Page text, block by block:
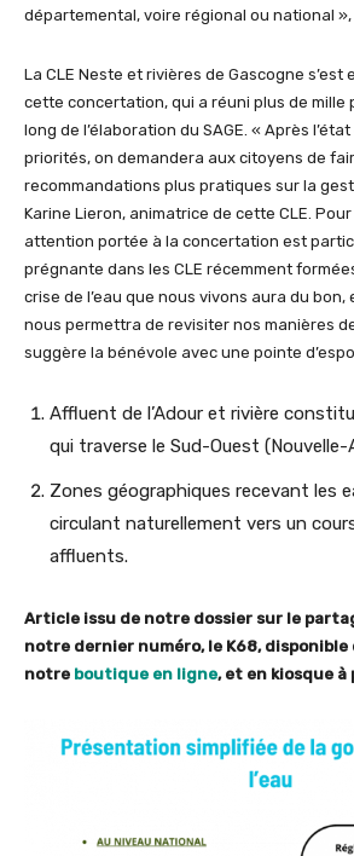
départemental, voire régional ou national
La CLE Neste et rivières de Gascogne
cette concertation, qui a réuni plus de mille
long de l’élaboration du SAGE. « Après
priorités, on demandera aux citoyens de
recommandations plus pratiques sur la
Karine Lieron, animatrice de cette CLE.
attention portée à la concertation est
prégnante dans les CLE récemment
crise de l’eau que nous vivons aura du bon,
nous permettra de revisiter nos manières
suggère la bénévole avec une pointe
Affluent de l’Adour et rivière
qui traverse le Sud-Ouest (Nouvelle-
Zones géographiques recevant les
circulant naturellement vers un
affluents.
Article issu de notre dossier sur le
notre dernier numéro, le K68, disponible
notre boutique en ligne, et en kiosque